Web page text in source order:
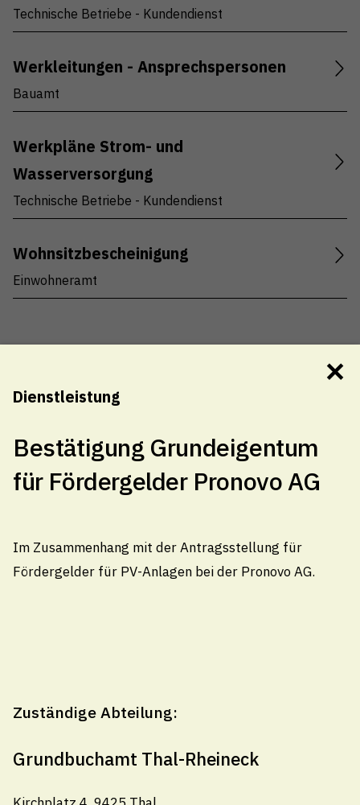
Technische Betriebe - Kundendienst
Werkleitungen - Ansprechspersonen
Bauamt
Werkpläne Strom- und
Wasserversorgung
Technische Betriebe - Kundendienst
Wohnsitzbescheinigung
Einwohneramt
✕
Dienstleistung
Bestätigung Grundeigentum
für Fördergelder Pronovo AG
Im Zusammenhang mit der Antragsstellung für
Fördergelder für PV-Anlagen bei der Pronovo AG.
Zuständige Abteilung:
Grundbuchamt Thal-Rheineck
Gemeindeverwaltung Thal
Kirchplatz 4, 9425 Thal
Technische Betriebe Thal
Öffnungszeiten
Montag